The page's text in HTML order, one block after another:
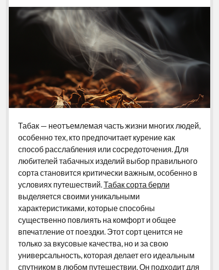
Табак — неотъемлемая часть жизни многих людей,
особенно тех, кто предпочитает курение как
способ расслабления или сосредоточения. Для
любителей табачных изделий выбор правильного
сорта становится критически важным, особенно в
условиях путешествий. Табак сорта берли
выделяется своими уникальными
характеристиками, которые способны
существенно повлиять на комфорт и общее
впечатление от поездки. Этот сорт ценится не
только за вкусовые качества, но и за свою
универсальность, которая делает его идеальным
спутником в любом путешествии. Он подходит для